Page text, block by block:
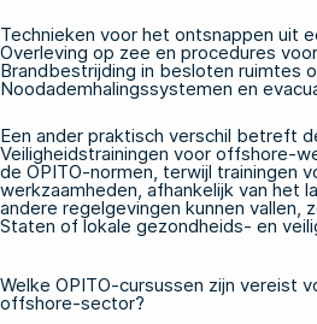
Technieken voor het ontsnappen uit
Overleving op zee en procedures
Brandbestrijding in besloten ruimtes
Noodademhalingssystemen en
Een ander praktisch verschil betreft
Veiligheidstrainingen voor offshore-
de OPITO-normen, terwijl trainingen
werkzaamheden, afhankelijk van het
andere regelgevingen kunnen vallen,
Staten of lokale gezondheids- en
Welke OPITO-cursussen zijn vereist
offshore-sector?